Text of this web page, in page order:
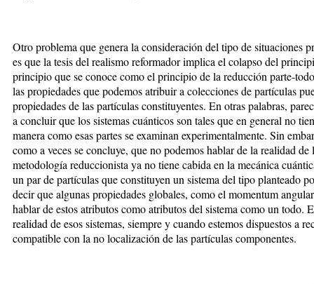
Otro problema que genera la consideración del tipo de situaciones
es que la tesis del realismo reformador implica el colapso del
principio que se conoce como el principio de la reducción parte-
las propiedades que podemos atribuir a colecciones de partículas
propiedades de las partículas constituyentes. En otras palabras,
a concluir que los sistemas cuánticos son tales que en general no
manera como esas partes se examinan experimentalmente. Sin
como a veces se concluye, que no podemos hablar de la realidad
metodología reduccionista ya no tiene cabida en la mecánica
un par de partículas que constituyen un sistema del tipo planteado
decir que algunas propiedades globales, como el momentum
hablar de estos atributos como atributos del sistema como un todo.
realidad de esos sistemas, siempre y cuando estemos dispuestos a
compatible con la no localización de las partículas componentes.